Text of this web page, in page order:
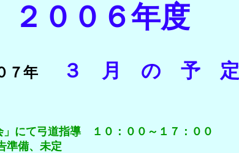
２００６年度
７年 ３ 月 の 予 定
道指導 １０：００～１７：００
、未定